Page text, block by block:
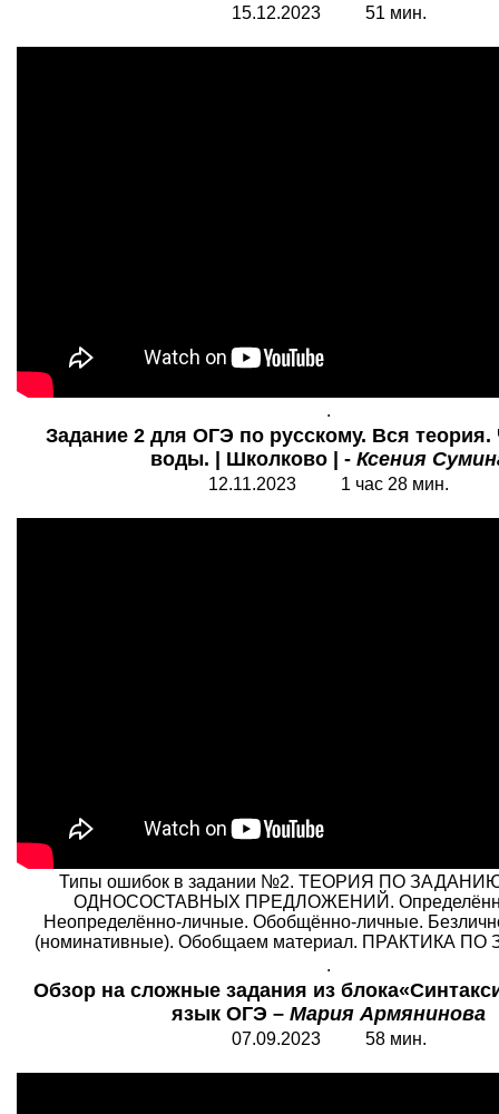
15.12.202351 мин.
.
Задание 2 для ОГЭ по русскому. Вся теория.
воды. | Школково | - Ксения
12.11.2023 1 час 28 мин.
Типы ошибок в задании №2. ТЕОРИЯ ПО
ОДНОСОСТАВНЫХ ПРЕДЛОЖЕНИЙ.
Неопределённо-личные. Обобщённо-личные.
(номинативные). Обобщаем материал. ПРАКТИКА
.
Обзор на сложные задания из
язык ОГЭ – Мария Армянинова
07.09.202358 мин.